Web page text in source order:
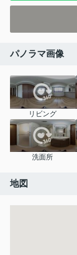
パノラマ画像
リビング
洗面所
地図